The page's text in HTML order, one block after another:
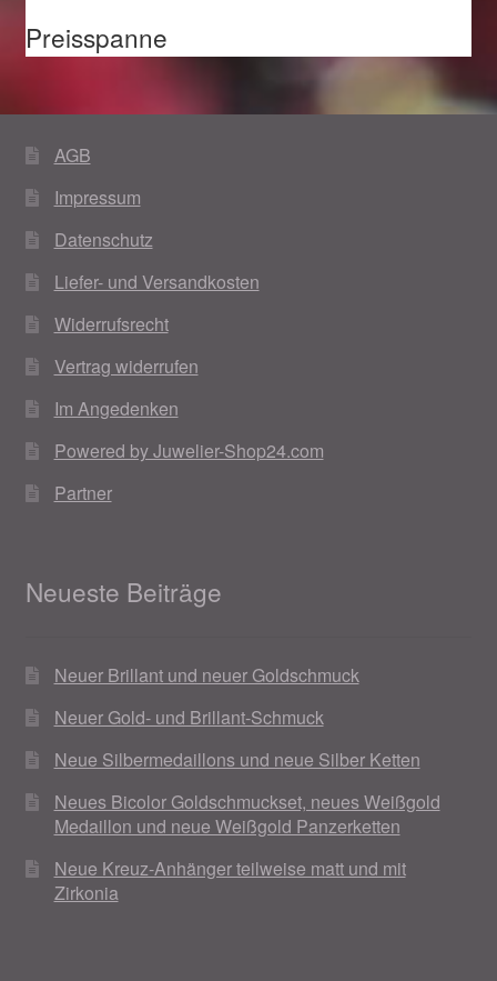
Preisspanne
AGB
Impressum
Datenschutz
Liefer- und Versandkosten
Widerrufsrecht
Vertrag widerrufen
Im Angedenken
Powered by Juwelier-Shop24.com
Partner
Neueste Beiträge
Neuer Brillant und neuer Goldschmuck
Neuer Gold- und Brillant-Schmuck
Neue Silbermedaillons und neue Silber Ketten
Neues Bicolor Goldschmuckset, neues Weißgold
Medaillon und neue Weißgold Panzerketten
Neue Kreuz-Anhänger teilweise matt und mit
Zirkonia